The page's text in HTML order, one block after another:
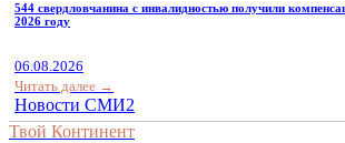
544 свердловчанина с инвалидностью получили
2026 году
06.08.2026
Читать далее →
Новости СМИ2
Твой Континент